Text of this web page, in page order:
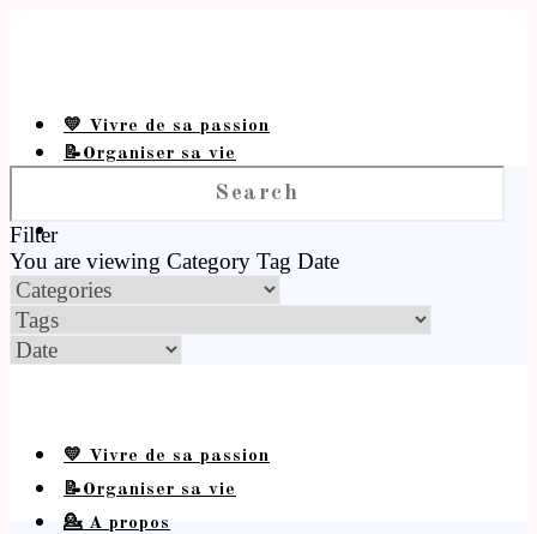
💛 Vivre de sa passion
📝Organiser sa vie
Filter
You are viewing Category Tag Date
💛 Vivre de sa passion
📝Organiser sa vie
💁 A propos